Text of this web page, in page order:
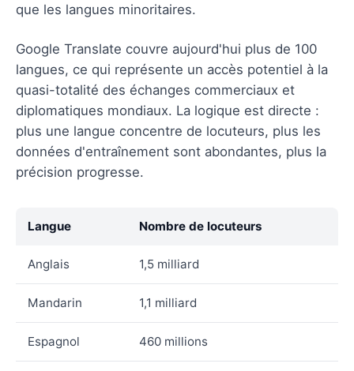
que les langues minoritaires.
Google Translate couvre aujourd'hui plus de 100
langues, ce qui représente un accès potentiel à la
quasi-totalité des échanges commerciaux et
diplomatiques mondiaux. La logique est directe :
plus une langue concentre de locuteurs, plus les
données d'entraînement sont abondantes, plus la
précision progresse.
Langue Nombre de locuteurs
Anglais 1,5 milliard
Mandarin 1,1 milliard
Espagnol 460 millions